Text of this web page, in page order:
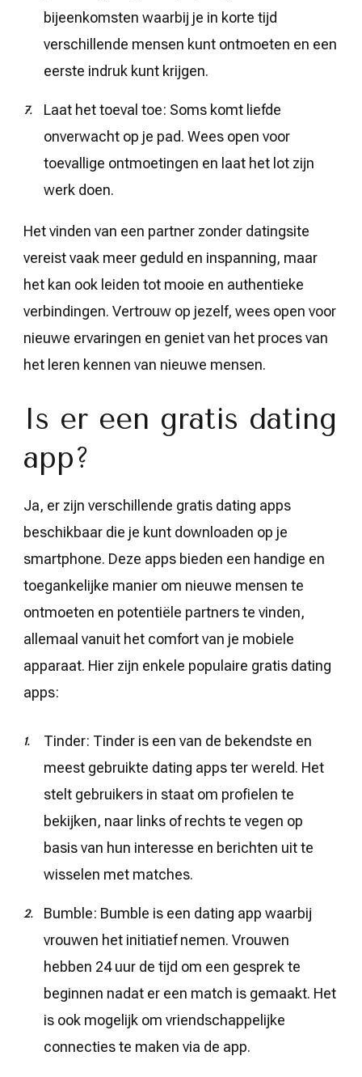
bijeenkomsten waarbij je in korte tijd
verschillende mensen kunt ontmoeten en een
eerste indruk kunt krijgen.
Laat het toeval toe: Soms komt liefde
onverwacht op je pad. Wees open voor
toevallige ontmoetingen en laat het lot zijn
werk doen.
Het vinden van een partner zonder datingsite
vereist vaak meer geduld en inspanning, maar
het kan ook leiden tot mooie en authentieke
verbindingen. Vertrouw op jezelf, wees open voor
nieuwe ervaringen en geniet van het proces van
het leren kennen van nieuwe mensen.
Is er een gratis dating
app?
Ja, er zijn verschillende gratis dating apps
beschikbaar die je kunt downloaden op je
smartphone. Deze apps bieden een handige en
toegankelijke manier om nieuwe mensen te
ontmoeten en potentiële partners te vinden,
allemaal vanuit het comfort van je mobiele
apparaat. Hier zijn enkele populaire gratis dating
apps:
Tinder: Tinder is een van de bekendste en
meest gebruikte dating apps ter wereld. Het
stelt gebruikers in staat om profielen te
bekijken, naar links of rechts te vegen op
basis van hun interesse en berichten uit te
wisselen met matches.
Bumble: Bumble is een dating app waarbij
vrouwen het initiatief nemen. Vrouwen
hebben 24 uur de tijd om een gesprek te
beginnen nadat er een match is gemaakt. Het
is ook mogelijk om vriendschappelijke
connecties te maken via de app.